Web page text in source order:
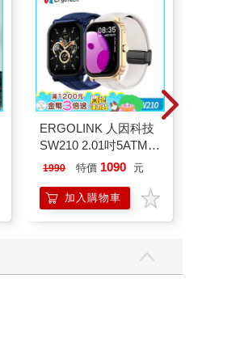
ERGOLINK 人因科技
SW210 2.01吋5ATM游
泳心率血氧藍牙通話腕
1990 特價 1090 元
加入購物車